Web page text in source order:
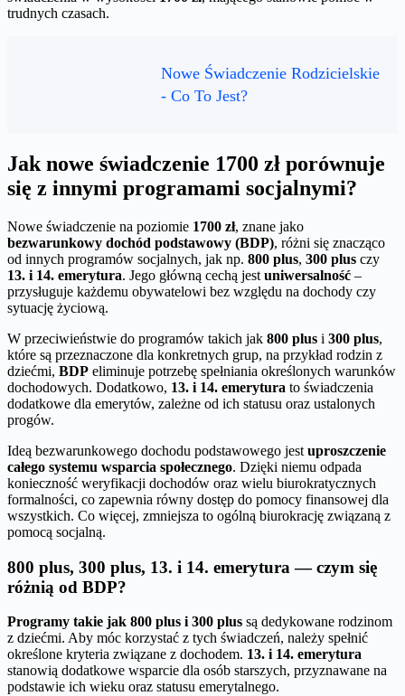
trudnych czasach.
Nowe Świadczenie Rodzicielskie
- Co To Jest?
Jak nowe świadczenie 1700 zł porównuje
się z innymi programami socjalnymi?
Nowe świadczenie na poziomie 1700 zł, znane jako
bezwarunkowy dochód podstawowy (BDP), różni się znacząco
od innych programów socjalnych, jak np. 800 plus, 300 plus czy
13. i 14. emerytura. Jego główną cechą jest uniwersalność –
przysługuje każdemu obywatelowi bez względu na dochody czy
sytuację życiową.
W przeciwieństwie do programów takich jak 800 plus i 300 plus,
które są przeznaczone dla konkretnych grup, na przykład rodzin z
dziećmi, BDP eliminuje potrzebę spełniania określonych warunków
dochodowych. Dodatkowo, 13. i 14. emerytura to świadczenia
dodatkowe dla emerytów, zależne od ich statusu oraz ustalonych
progów.
Ideą bezwarunkowego dochodu podstawowego jest uproszczenie
całego systemu wsparcia społecznego. Dzięki niemu odpada
konieczność weryfikacji dochodów oraz wielu biurokratycznych
formalności, co zapewnia równy dostęp do pomocy finansowej dla
wszystkich. Co więcej, zmniejsza to ogólną biurokrację związaną z
pomocą socjalną.
800 plus, 300 plus, 13. i 14. emerytura — czym się
różnią od BDP?
Programy takie jak 800 plus i 300 plus są dedykowane rodzinom
z dziećmi. Aby móc korzystać z tych świadczeń, należy spełnić
określone kryteria związane z dochodem. 13. i 14. emerytura
stanowią dodatkowe wsparcie dla osób starszych, przyznawane na
podstawie ich wieku oraz statusu emerytalnego.